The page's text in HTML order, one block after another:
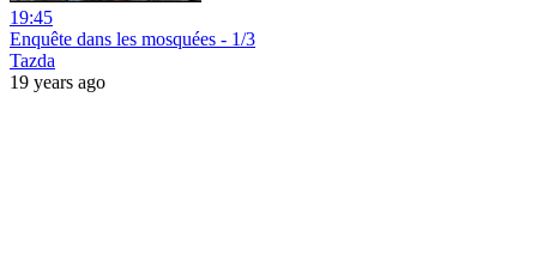
19:45
Enquête dans les mosquées - 1/3
Tazda
19 years ago